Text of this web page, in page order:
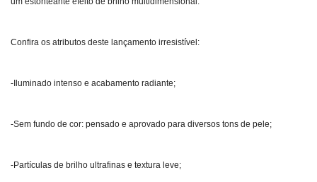
Confira os atributos deste lançamento irresistível:
-Iluminado intenso e acabamento radiante;
-Sem fundo de cor: pensado e aprovado para diversos tons de pele;
-Partículas de brilho ultrafinas e textura leve;